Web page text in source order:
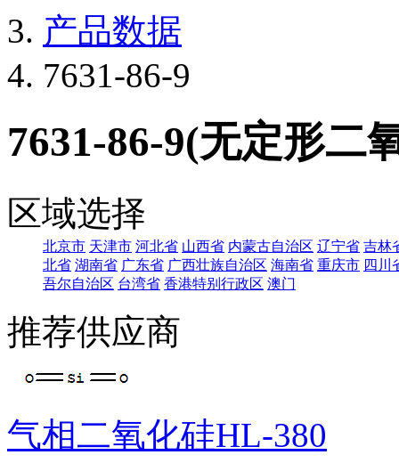
产品数据
7631-86-9
7631-86-9(无定形二
区域选择
北京市 天津市 河北省 山西省 内蒙古自治区 辽宁省 吉林
北省 湖南省 广东省 广西壮族自治区 海南省 重庆市 四川
吾尔自治区 台湾省 香港特别行政区 澳门
推荐供应商
气相二氧化硅HL-380